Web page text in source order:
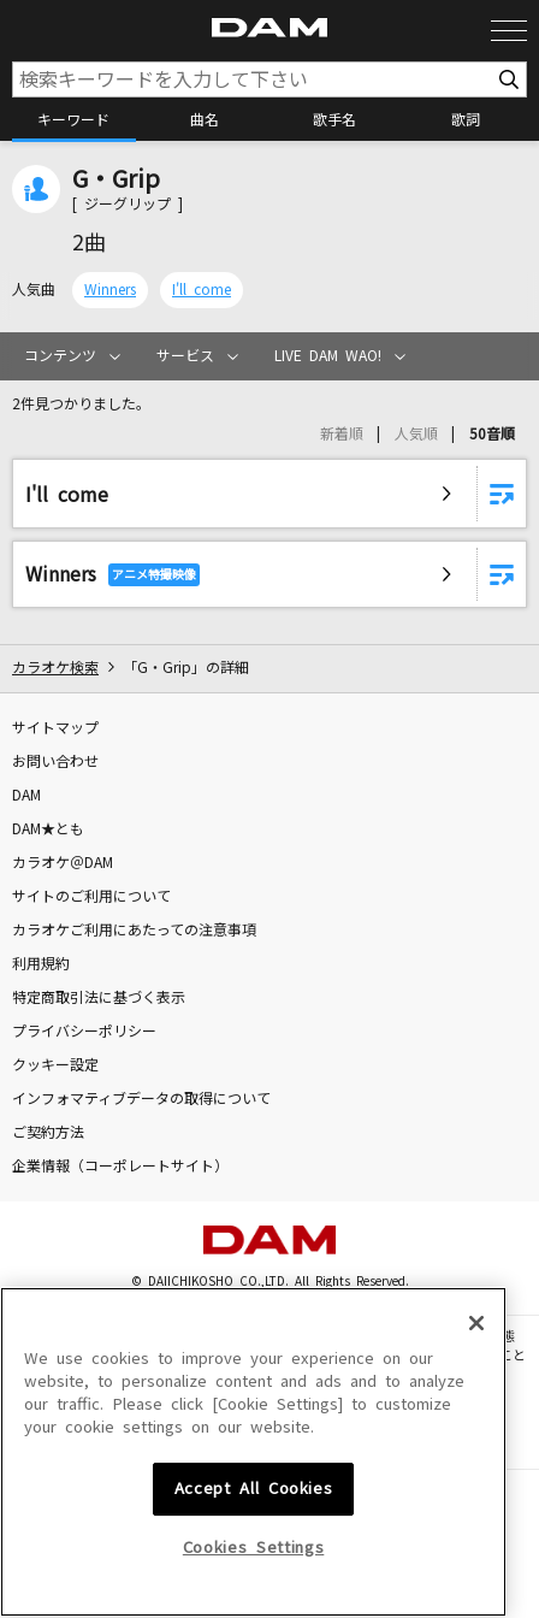
キーワード 曲名 歌手名 歌詞
カラオケリクエスト
RPG
SEKAI NO OWARI(世界の終わり)
MILABO
ずっと真夜中でいいのに。
最後の雨
中西保志
イフ
月詠み
虹を待つ人
BUMP OF CHICKEN
lulu.
Mrs. GREEN APPLE
[生音]春を愛する人
GLAY
カラオケ最新情報をチェック！
G・Grip
[ ジーグリップ ]
2曲
人気曲 Winners I'll come
コンテンツ サービス LIVE DAM WAO!
2件見つかりました。
新着順 人気順 50音順
I'll come
Winners
カラオケ検索 「G・Grip」の詳細
サイトマップ
お問い合わせ
DAM
DAM★とも
カラオケ＠DAM
サイトのご利用について
カラオケご利用にあたっての注意事項
利用規約
特定商取引法に基づく表示
プライバシーポリシー
クッキー設定
インフォマティブデータの取得について
ご契約方法
企業情報（コーポレートサイト）
© DAIICHIKOSHO CO.,LTD. All Rights Reserved.
このサイトに掲載されている一切の文章・画像・写真・動画・音声等を、手段や形態
を問わず、著作権法の定める範囲を超えて無断で複製、転載、ファイル化などすること
を禁じます。
楽曲及びコンテンツは、機種によりご利用いただけない場合があります。
楽曲及びコンテンツの配信日、配信内容が変更になる場合があります。
We use cookies to improve your experience on our
website, to personalize content and ads and to analyze
our traffic. Please click [Cookie Settings] to customize
your cookie settings on our website.
Accept All Cookies
Cookies Settings